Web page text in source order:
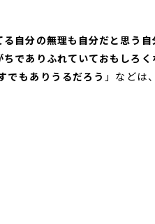
る自分の無理も自分だと思う
でありふれていておもしろく
でもありうるだろう 」などは